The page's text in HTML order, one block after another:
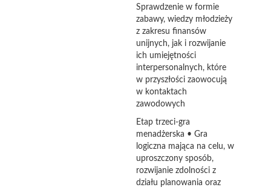
Sprawdzenie w formie
zabawy, wiedzy młodzieży
z zakresu finansów
unijnych, jak i rozwijanie
ich umiejętności
interpersonalnych, które
w przyszłości zaowocują
w kontaktach
zawodowych
Etap trzeci-gra
menadżerska • Gra
logiczna mająca na celu, w
uproszczony sposób,
rozwijanie zdolności z
działu planowania oraz